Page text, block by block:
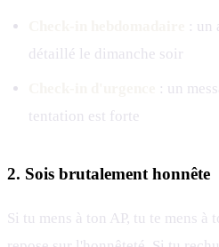
: un
détaillé le dimanche soir
: un
tentation est forte
2. Sois brutalement honnête
Si tu mens à ton AP, tu te mens à